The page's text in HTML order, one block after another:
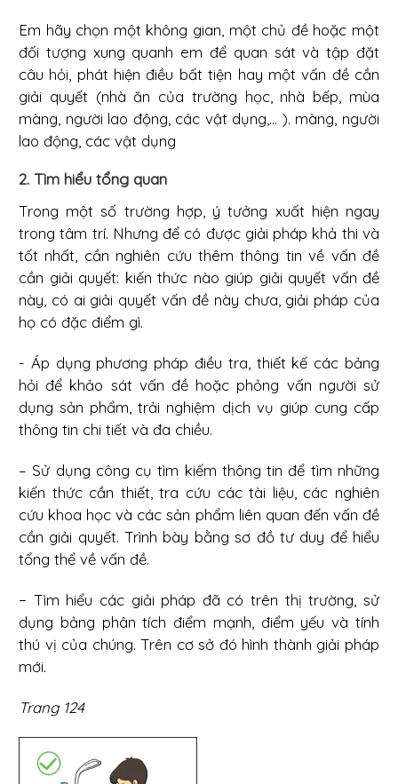
Em hãy chọn một không gian, một chủ đề hoặc một
đối tượng xung quanh em để quan sát và tập đặt
câu hỏi, phát hiện điều bất tiện hay một vấn đề cần
giải quyết (nhà ăn của trường học, nhà bếp, mùa
màng, người lao động, các vật dụng,... ). màng, người
lao động, các vật dụng
2. Tìm hiểu tổng quan
Trong một số trường hợp, ý tưởng xuất hiện ngay
trong tâm trí. Nhưng để có được giải pháp khả thi và
tốt nhất, cần nghiên cứu thêm thông tin về vấn đề
cần giải quyết: kiến thức nào giúp giải quyết vấn đề
này, có ai giải quyết vấn đề này chưa, giải pháp của
họ có đặc điểm gì.
- Áp dụng phương pháp điều tra, thiết kế các bảng
hỏi để khảo sát vấn đề hoặc phỏng vấn người sử
dụng sản phẩm, trải nghiệm dịch vụ giúp cung cấp
thông tin chi tiết và đa chiều.
– Sử dụng công cụ tìm kiếm thông tin để tìm những
kiến thức cần thiết, tra cứu các tài liệu, các nghiên
cứu khoa học và các sản phẩm liên quan đến vấn đề
cần giải quyết. Trình bày bằng sơ đồ tư duy để hiểu
tổng thể về vấn đề.
− Tìm hiểu các giải pháp đã có trên thị trường, sử
dụng bảng phân tích điểm mạnh, điểm yếu và tính
thú vị của chúng. Trên cơ sở đó hình thành giải pháp
mới.
Trang 124